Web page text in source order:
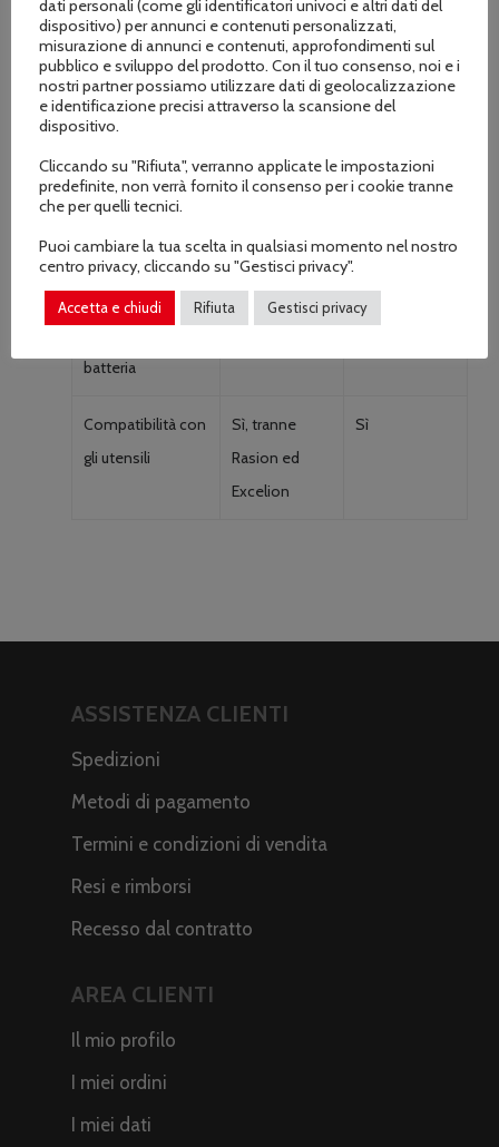
3,4 A
Quick Charger
7,6 A (70% /
30 min / 1 ora
1 ora / 2 ore 30
Vita utile media:
n° di cicli di
carica*
batteria
Compatibilità con
gli utensili
Sì, tranne
Rasion ed
Excelion
Sì
ASSISTENZA CLIENTI
Spedizioni
Metodi di pagamento
Termini e condizioni di vendita
Resi e rimborsi
Recesso dal contratto
AREA CLIENTI
Il mio profilo
I miei ordini
I miei dati
dati personali (come gli identificatori univoci e altri dati del
dispositivo) per annunci e contenuti personalizzati,
misurazione di annunci e contenuti, approfondimenti sul
pubblico e sviluppo del prodotto. Con il tuo consenso, noi e i
nostri partner possiamo utilizzare dati di geolocalizzazione
e identificazione precisi attraverso la scansione del
dispositivo.
Cliccando su "Rifiuta", verranno applicate le impostazioni
predefinite, non verrà fornito il consenso per i cookie tranne
che per quelli tecnici.
Puoi cambiare la tua scelta in qualsiasi momento nel nostro
centro privacy, cliccando su "Gestisci privacy".
Accetta e chiudi Rifiuta Gestisci privacy